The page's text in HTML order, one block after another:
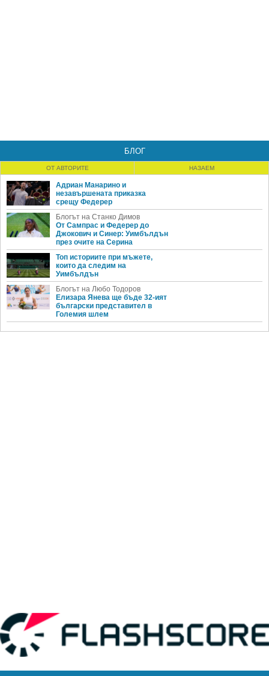
БЛОГ
ОТ АВТОРИТЕ НАЗАЕМ
Адриан Манарино и
незавършената приказка
срещу Федерер
Блогът на Станко Димов
От Сампрас и Федерер до
Джокович и Синер: Уимбълдън
през очите на Серина
Топ историите при мъжете,
които да следим на
Уимбълдън
Блогът на Любо Тодоров
Елизара Янева ще бъде 32-ият
български представител в
Големия шлем